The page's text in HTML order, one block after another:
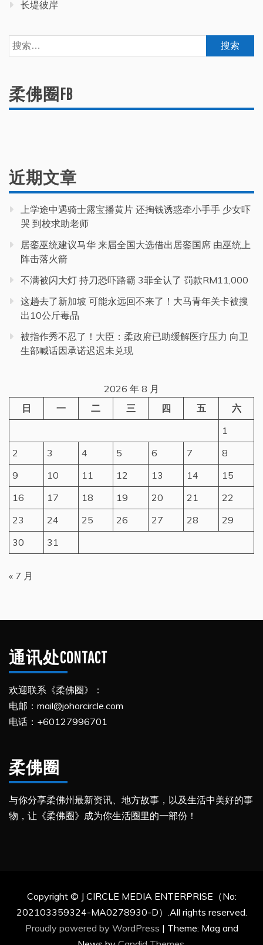
长堤彼岸
搜
索：
柔佛圈FB
近期文章
上学途中遇骑士露宝播黄片 还掏钱诱惑牵小手手 少女吓
哭 到校求助老师
居銮巫统建议马华 来届全国大选借出居銮国席 由巫统上
阵击落火箭
不满被闪大灯 持刀恐吓路霸 3罪全认了 罚款RM11,000
这趟去了新加坡 可能永远回不来了！大马青年关卡被搜
出10公斤毒品
被指作秀不忍了！大臣：柔政府已助缓解医疗压力 向卫
生部喊话因承诺迟迟未兑现
2026 年 8 月
日
一 二 三 四 五
六
1
2
3 4 5 6 7
8
9
10 11 12 13 14
15
16
17 18 19 20 21
22
23
24 25 26 27 28
29
30
31
« 7 月
通讯处CONTACT
欢迎联系《柔佛圈》：
电邮：mail@johorcircle.com
电话：+60127996701
柔佛圈
与你分享柔佛州最新资讯、地方故事，以及生活中美好的事
物，让《柔佛圈》成为你生活圈里的一部份！
Copyright © J CIRCLE MEDIA ENTERPRISE（No:
202103359324-MA0278930-D）.All rights reserved.
Proudly powered by WordPress | Theme: Mag and